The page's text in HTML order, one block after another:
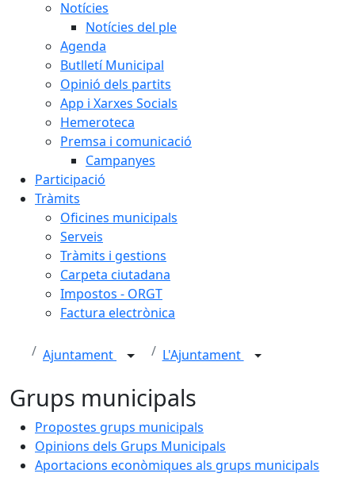
Notícies
Notícies del ple
Agenda
Butlletí Municipal
Opinió dels partits
App i Xarxes Socials
Hemeroteca
Premsa i comunicació
Campanyes
Participació
Tràmits
Oficines municipals
Serveis
Tràmits i gestions
Carpeta ciutadana
Impostos - ORGT
Factura electrònica
Ajuntament L'Ajuntament
Grups municipals
Propostes grups municipals
Opinions dels Grups Municipals
Aportacions econòmiques als grups municipals